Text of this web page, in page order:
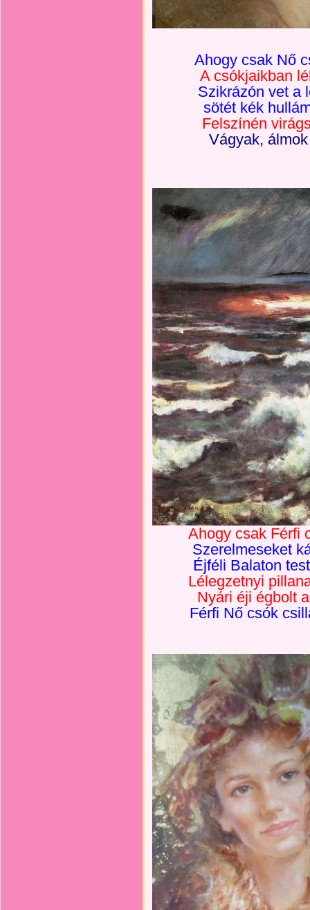
Ahogy csak Nő
A csókjaikban
Szikrázón vet a
sötét kék
Felszínén
Vágyak,
Ahogy csak Férfi
Szerelmeseket
Éjféli Balaton
Lélegzetnyi
Nyári éji égbolt
Férfi Nő csók